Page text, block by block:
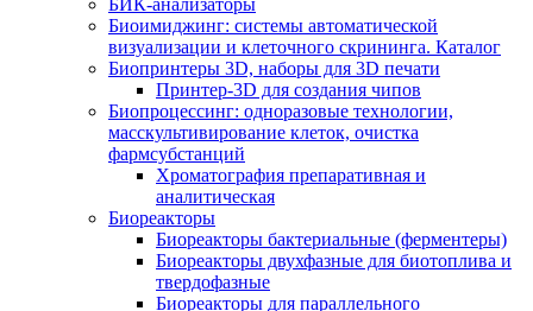
БИК-анализаторы
Биоимиджинг: системы автоматической
визуализации и клеточного скрининга. Каталог
Биопринтеры 3D, наборы для 3D печати
Принтер-3D для создания чипов
Биопроцессинг: одноразовые технологии,
масскультивирование клеток, очистка
фармсубстанций
Хроматография препаративная и
аналитическая
Биореакторы
Биореакторы бактериальные (ферментеры)
Биореакторы двухфазные для биотоплива и
твердофазные
Биореакторы для параллельного